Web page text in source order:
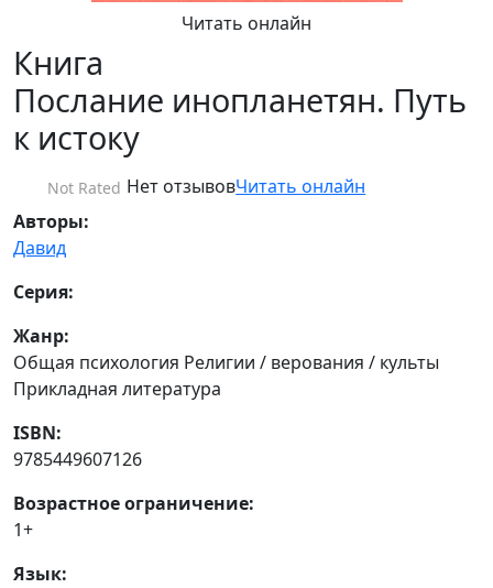
Читать онлайн
Книга
Послание инопланетян. Путь
к истоку
Not Rated Нет отзывовЧитать онлайн
Авторы:
Давид
Серия:
Жанр:
Общая психология Религии / верования / культы
Прикладная литература
ISBN:
9785449607126
Возрастное ограничение:
1+
Язык: